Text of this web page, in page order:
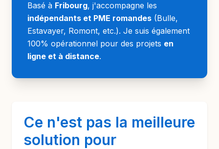
Basé à Fribourg, j'accompagne les
indépendants et PME romandes (Bulle,
Estavayer, Romont, etc.). Je suis également
100% opérationnel pour des projets en
ligne et à distance.
Ce n'est pas la meilleure
solution pour